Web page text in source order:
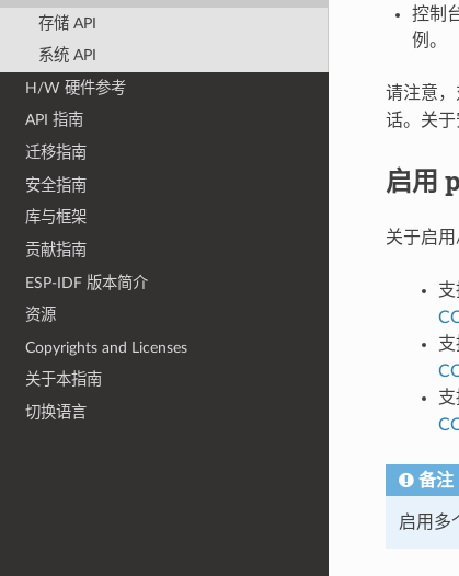
存储 API
系统 API
H/W 硬件参考
API 指南
迁移指南
安全指南
库与框架
贡献指南
ESP-IDF 版本简介
资源
Copyrights and Licenses
关于本指南
切换语言
控制
例。
请注意，
话。关
启用
关于启
备注
启用多